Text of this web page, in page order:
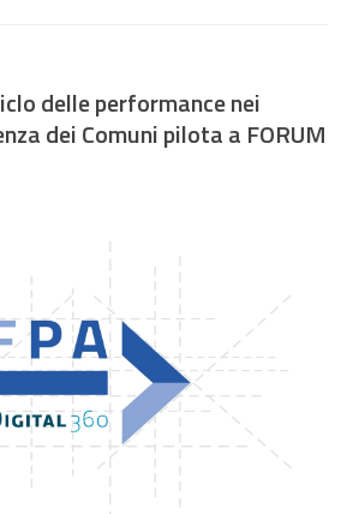
delle performance nei
dei Comuni pilota a FORUM